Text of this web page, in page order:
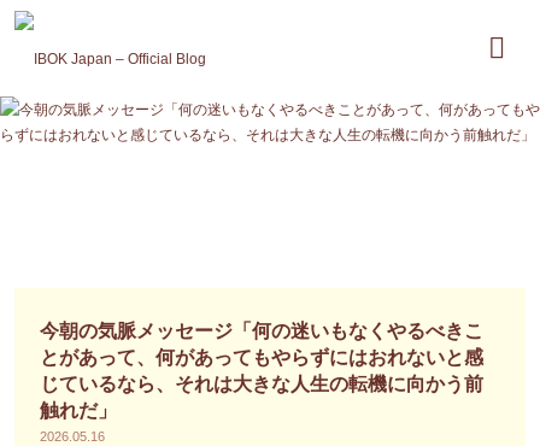
ツ
へ
今朝の気脈メッセージ「何の迷いもなくやるべきこ
とがあって、何があってもやらずにはおれないと感
じているなら、それは大きな人生の転機に向かう前
触れだ」
2026.05.16